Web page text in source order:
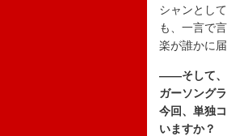
シャンとし
も、一言で
楽が誰かに
――そして、
ガーソング
今回、単独
いますか？